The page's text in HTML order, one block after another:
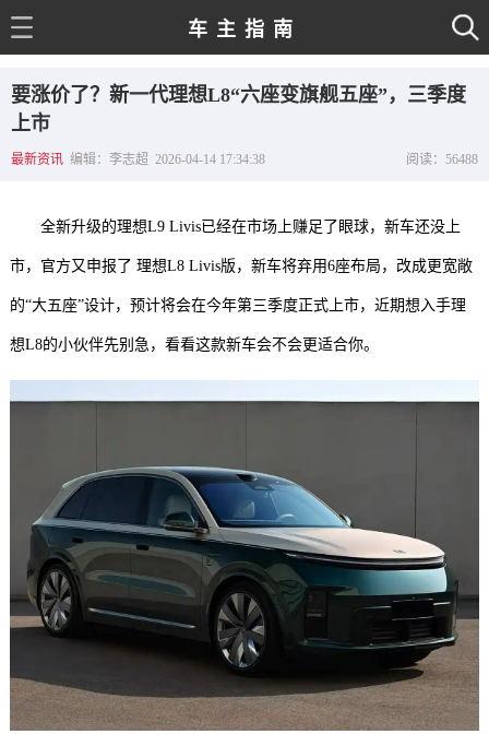
最新资讯
新车速递
车主指南
要涨价了？新一代理想L8“六座变旗舰五座”，三季度
上市
最新资讯 编辑：李志超 2026-04-14 17:34:38 阅读： 56488
全新升级的理想L9 Livis已经在市场上赚足了眼球，新车还没上
市，官方又申报了 理想L8 Livis版，新车将弃用6座布局，改成更宽敞
的“大五座”设计，预计将会在今年第三季度正式上市，近期想入手理
想L8的小伙伴先别急，看看这款新车会不会更适合你。